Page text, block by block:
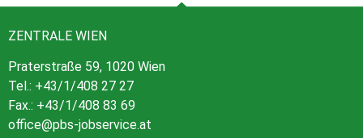
ZENTRALE WIEN
Praterstraße 59, 1020 Wien
Tel.: +43/1/408 27 27
Fax.: +43/1/408 83 69
office@pbs-jobservice.at